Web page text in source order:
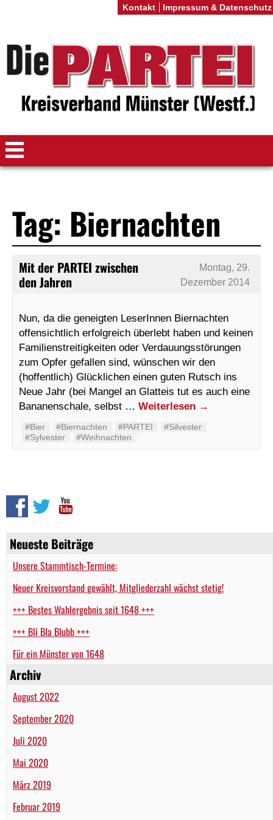
Neueste Beiträge
Unsere Stammtisch-Termine:
Neuer Kreisvorstand gewählt, Mitgliederzahl wächst stetig!
+++ Bestes Wahlergebnis seit 1648 +++
+++ Bli Bla Blubb +++
Für ein Münster von 1648
Archiv
August 2022
September 2020
Juli 2020
Mai 2020
März 2019
Februar 2019
Tag: Biernachten
Mit der PARTEI zwischen
den Jahren
Montag, 29.
Dezember 2014
Nun, da die geneigten LeserInnen Biernachten
offensichtlich erfolgreich überlebt haben und keinen
Familienstreitigkeiten oder Verdauungsstörungen
zum Opfer gefallen sind, wünschen wir den
(hoffentlich) Glücklichen einen guten Rutsch ins
Neue Jahr (bei Mangel an Glatteis tut es auch eine
Bananenschale, selbst … Weiterlesen →
#Bier #Biernachten #PARTEI
#Silvester
#Sylvester
#Weihnachten
Kontakt Impressum & Datenschutz